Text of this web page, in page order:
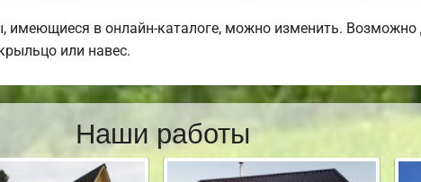
имеющиеся в онлайн-каталоге, можно изменить. Возможно
или навес.
Наши работы